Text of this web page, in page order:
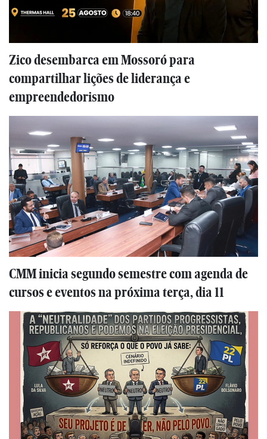
Zico desembarca em Mossoró para
compartilhar lições de liderança e
empreendedorismo
CMM inicia segundo semestre com agenda de
cursos e eventos na próxima terça, dia 11